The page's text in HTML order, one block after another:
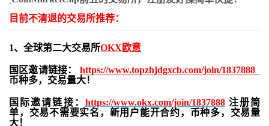
目前不清退的交易所推荐：
1、全球第二大交易所OKX欧意
国区邀请链接： https://www.topzhjdgxcb.com/join/1837888
币种多，交易量大！
国际邀请链接： https://www.okx.com/join/1837888注册简
单，交易不需要实名，新用户能开合约， 币种多，交易量
大！